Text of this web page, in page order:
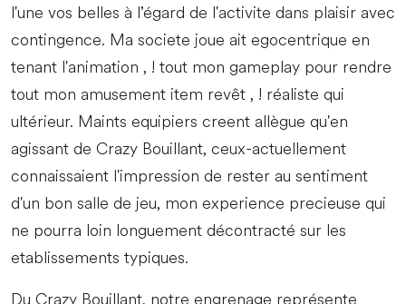
l'une vos belles à l’égard de l'activite dans plaisir avec
contingence. Ma societe joue ait egocentrique en
tenant l'animation , ! tout mon gameplay pour rendre
tout mon amusement item revêt , ! réaliste qui
ultérieur. Maints equipiers creent allègue qu'en
agissant de Crazy Bouillant, ceux-actuellement
connaissaient l'impression de rester au sentiment
d'un bon salle de jeu, mon experience precieuse qui
ne pourra loin longuement décontracté sur les
etablissements typiques.